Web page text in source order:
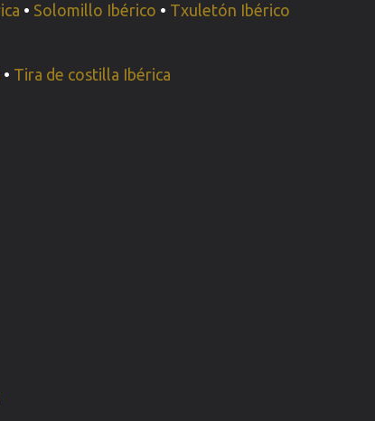
• Solomillo Ibérico • Txuletón Ibérico
• Tira de costilla Ibérica